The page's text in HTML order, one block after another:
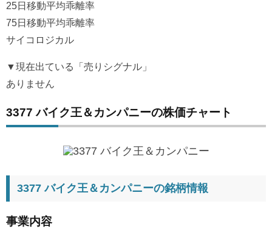
25日移動平均乖離率
75日移動平均乖離率
サイコロジカル
▼現在出ている「売りシグナル」
ありません
3377 バイク王＆カンパニーの株価チャート
3377 バイク王＆カンパニーの銘柄情報
事業内容